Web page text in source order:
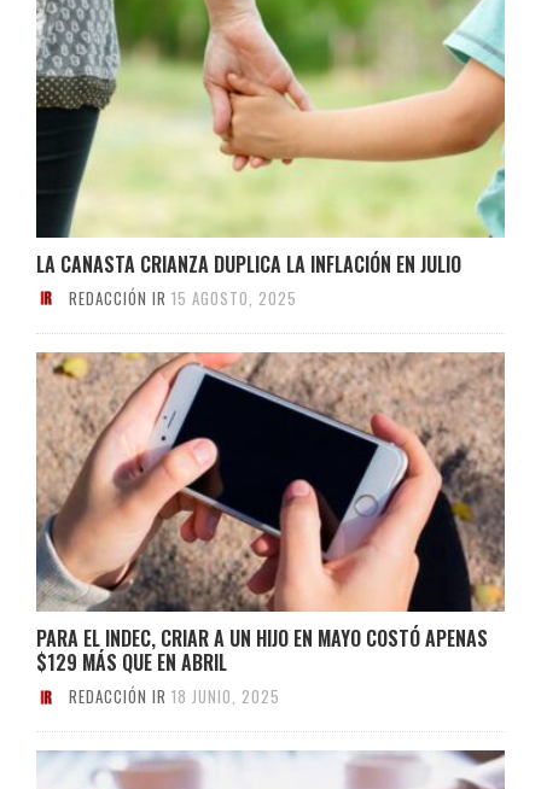
LA CANASTA CRIANZA DUPLICA LA INFLACIÓN EN JULIO
REDACCIÓN IR 15 AGOSTO, 2025
PARA EL INDEC, CRIAR A UN HIJO EN MAYO COSTÓ APENAS
$129 MÁS QUE EN ABRIL
REDACCIÓN IR 18 JUNIO, 2025